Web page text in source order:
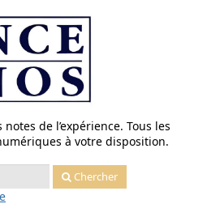
notes de l’expérience. Tous les
à votre disposition.
Chercher